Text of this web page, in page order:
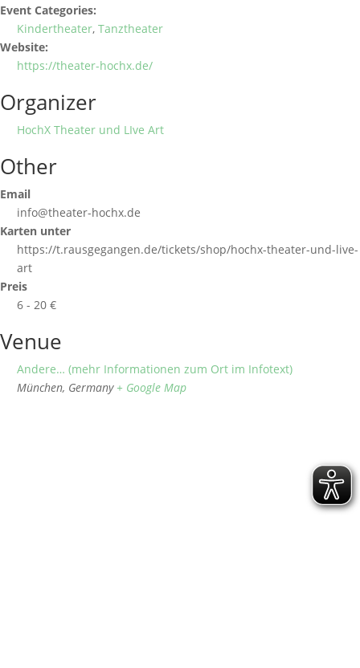
Event Categories:
Kindertheater, Tanztheater
Website:
https://theater-hochx.de/
Organizer
HochX Theater und LIve Art
Other
Email
info@theater-hochx.de
Karten unter
https://t.rausgegangen.de/tickets/shop/hochx-theater-und-live-
art
Preis
6 - 20 €
Venue
Andere… (mehr Informationen zum Ort im Infotext)
München, Germany + Google Map